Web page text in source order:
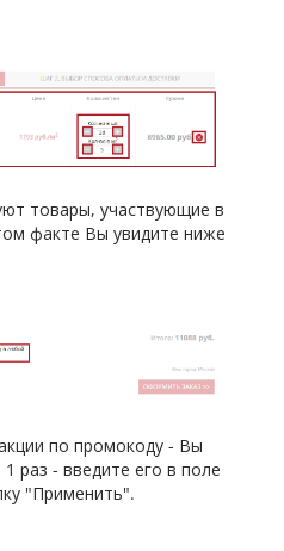
товары, участвующие в
факте Вы увидите ниже
по промокоду - Вы
раз - введите его в поле
"Применить".